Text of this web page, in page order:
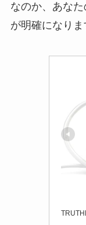
なのか、あな
が明確になりま